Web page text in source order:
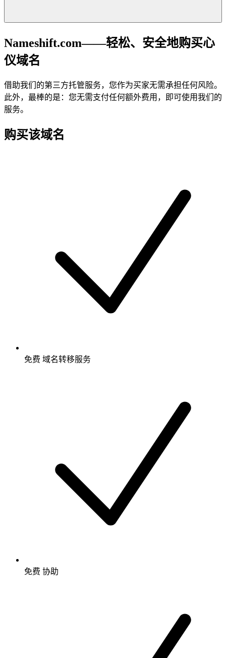
Nameshift.com——轻松、安全地购买心
仪域名
借助我们的第三方托管服务，您作为买家无需承担任何风险。
此外，最棒的是：您无需支付任何额外费用，即可使用我们的
服务。
购买该域名
免费 域名转移服务
免费 协助